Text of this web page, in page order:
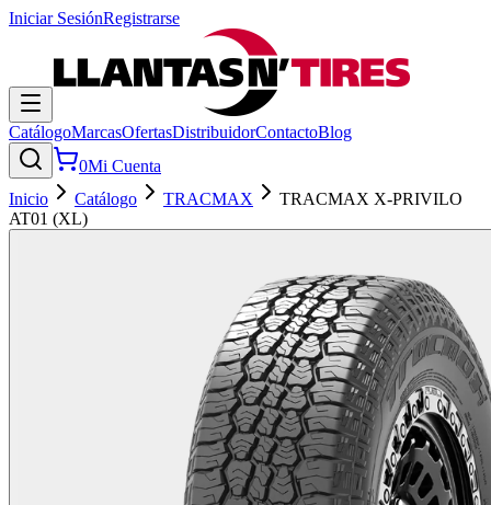
Iniciar SesiónRegistrarse
CatálogoMarcasOfertasDistribuidorContactoBlog
0Mi Cuenta
Inicio
Catálogo TRACMAX
TRACMAX X-PRIVILO
AT01 (XL)